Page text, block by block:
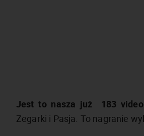
Jest to nasza już 183
Zegarki i Pasja. To nagranie